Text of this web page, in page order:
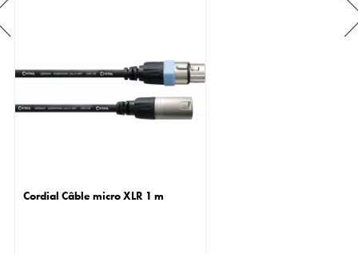
Cordial Câble micro XLR 1 m